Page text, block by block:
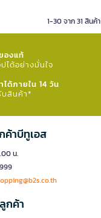
1-30 จาก 31 สินค้า
องแท้
ได้อย่างมั่นใจ​
ด้ภายใน 14 วัน
บสินค้า*
ค้าบีทูเอส
น.
กค้า